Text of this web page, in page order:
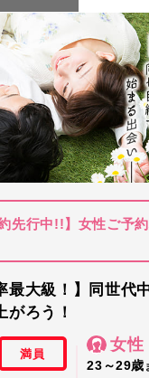
約先行中!!】女性ご予
最大級！】同世代
がろう！
満員
女性
23～29歳